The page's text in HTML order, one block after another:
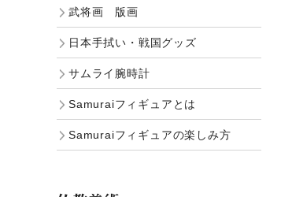
武将画 版画
日本手拭い・戦国グッズ
サムライ腕時計
Samuraiフィギュアとは
Samuraiフィギュアの楽しみ方